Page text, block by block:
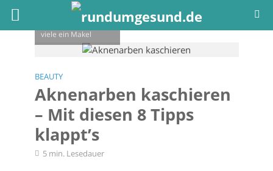
viele ein Makel
BEAUTY
Aknenarben kaschieren
– Mit diesen 8 Tipps
klappt’s
5 min. Lesedauer